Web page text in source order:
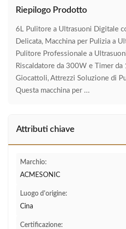
Riepilogo Prodotto
6L Pulitore a Ultrasuoni Digitale
Delicata, Macchina per Pulizia a
Pulitore Professionale a
Riscaldatore da 300W e Timer
Giocattoli, Attrezzi Soluzione di
Questa macchina per ...
Attributi chiave
Marchio:
ACMESONIC
Luogo d'origine:
Cina
Certificazione: